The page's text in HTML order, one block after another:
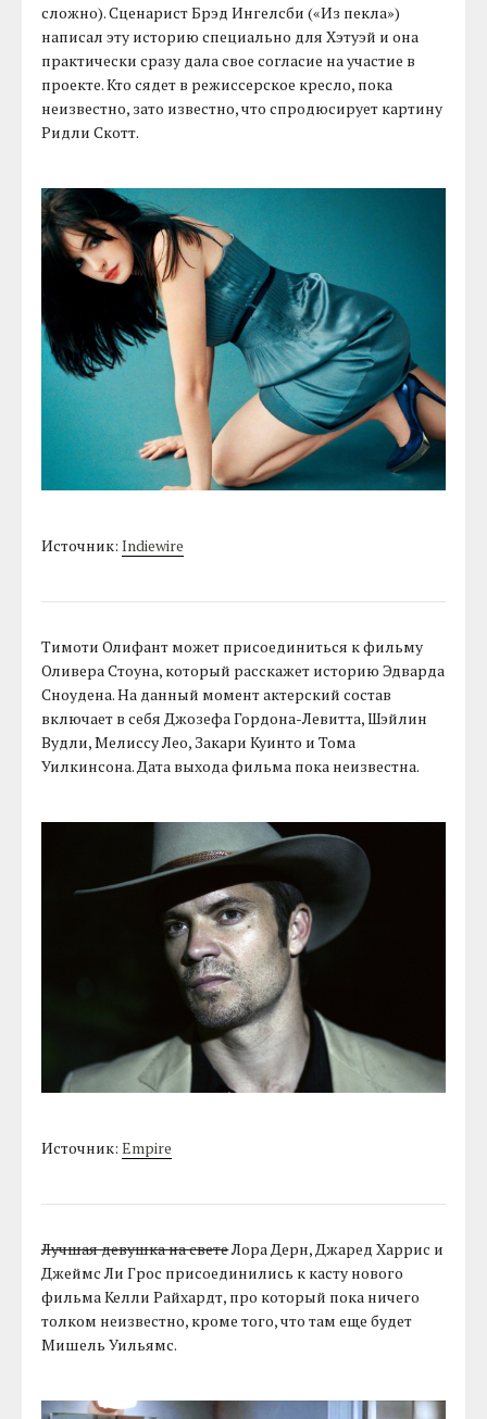
сложно). Сценарист Брэд Ингелсби («Из пекла»)
написал эту историю специально для Хэтуэй и она
практически сразу дала свое согласие на участие в
проекте. Кто сядет в режиссерское кресло, пока
неизвестно, зато известно, что спродюсирует картину
Ридли Скотт.
Источник:Indiewire
Тимоти Олифант может присоединиться к фильму
Оливера Стоуна, который расскажет историю Эдварда
Сноудена. На данный момент актерский состав
включает в себя Джозефа Гордона-Левитта, Шэйлин
Вудли, Мелиссу Лео, Закари Куинто и Тома
Уилкинсона. Дата выхода фильма пока неизвестна.
Источник:Empire
Лучшая девушка на светеЛора Дерн, Джаред Харрис и
Джеймс Ли Грос присоединились к касту нового
фильма Келли Райхардт, про который пока ничего
толком неизвестно, кроме того, что там еще будет
Мишель Уильямс.